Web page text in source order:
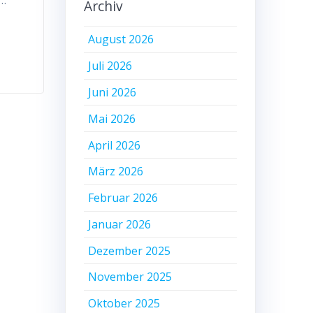
Archiv
August 2026
Juli 2026
Juni 2026
Mai 2026
April 2026
März 2026
Februar 2026
Januar 2026
Dezember 2025
November 2025
Oktober 2025